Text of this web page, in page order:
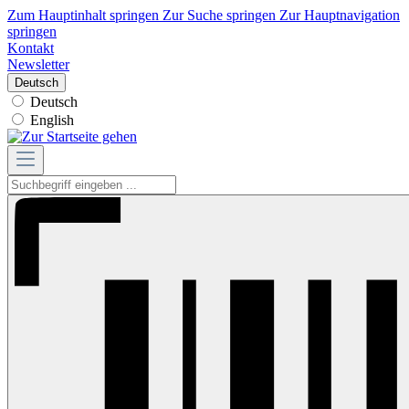
Zum Hauptinhalt springen Zur Suche springen Zur Hauptnavigation
springen
Kontakt
Newsletter
Deutsch
Deutsch
English